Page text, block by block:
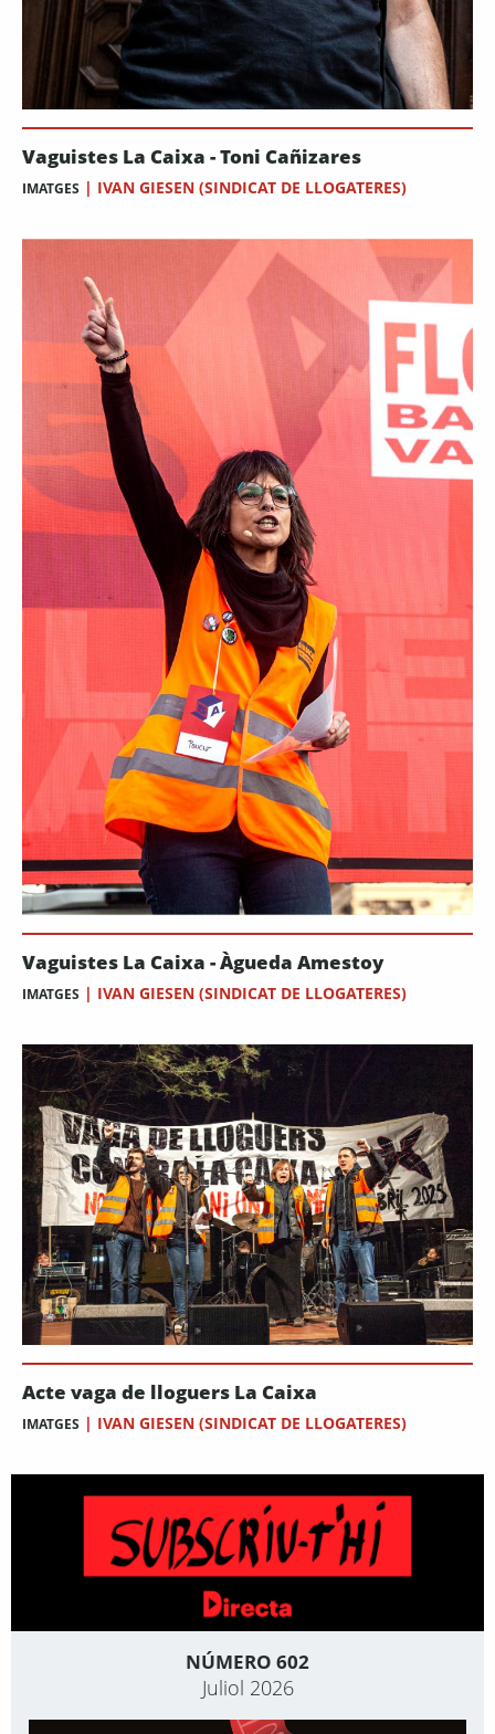
Vaguistes La Caixa - Toni Cañizares
IMATGES | IVAN GIESEN (SINDICAT DE LLOGATERES)
Vaguistes La Caixa - Àgueda Amestoy
IMATGES | IVAN GIESEN (SINDICAT DE LLOGATERES)
Acte vaga de lloguers La Caixa
IMATGES | IVAN GIESEN (SINDICAT DE LLOGATERES)
NÚMERO 602
Juliol 2026